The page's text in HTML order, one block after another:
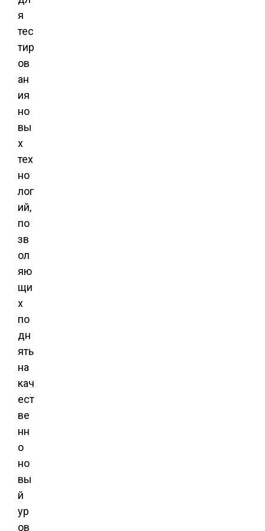
я
тес
тир
ов
ан
ия
но
вы
х
тех
но
лог
ий,
по
зв
ол
яю
щи
х
по
дн
ять
на
кач
ест
ве
нн
о
но
вы
й
ур
ов